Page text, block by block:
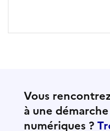
Vous
à une
numériques ?